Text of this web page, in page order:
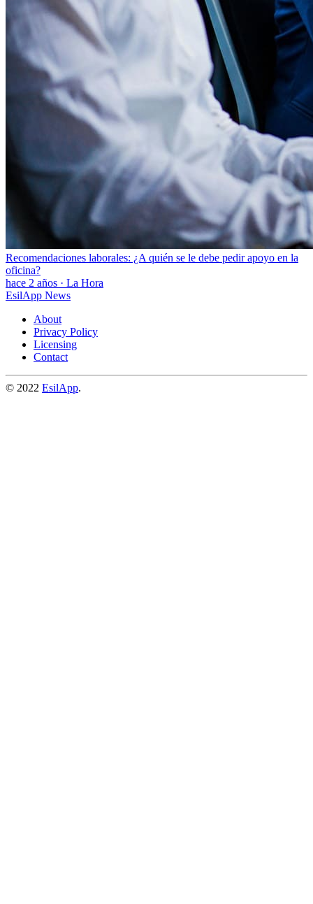
Recomendaciones laborales: ¿A quién se le debe pedir apoyo en la
oficina?
hace 2 años · La Hora
EsilApp News
About
Privacy Policy
Licensing
Contact
© 2022 EsilApp.